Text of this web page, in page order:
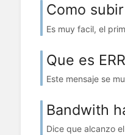
Como
Es muy facil, el
Que es
Este mensaje se
Bandwith
Dice que alcanzo